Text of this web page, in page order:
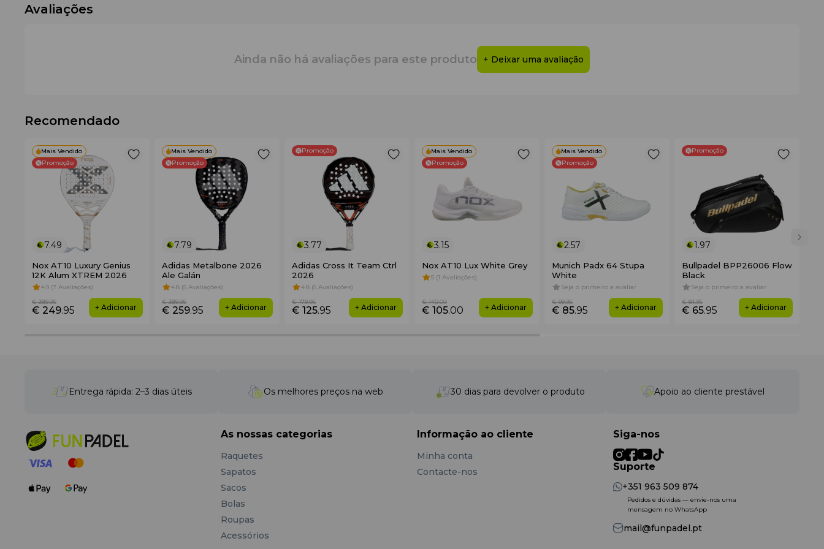
Compartimento para 2 raquetes
– ideal para telemóvel, chaves ou documentos.
Estamochila compacta para raquetes destaca-se pelo visual moderno e versátil. A base é em tom branco/cinza claro, complementada por acentos verde-menta(logótipo
Especificações Técnicas
Formato
Volume
Dimensões
: 70% Poliéster / 20% PU / 10% Nylon
Avaliações
Ainda não há avaliações para este produto + Deixar uma avaliação
Recomendado
Mais Vendido
Promoção
7.49
Nox AT10 Luxury Genius
12K Alum XTREM 2026
4.9 (7 Avaliações)
€ 249.95
€ 389.95
+ Adicionar
Mais Vendido
Promoção
7.79
Adidas Metalbone 2026
Ale Galán
4.8 (5 Avaliações)
€ 259.95
€ 389.95
+ Adicionar
Promoção
3.77
Adidas Cross It Team Ctrl
2026
4.8 (5 Avaliações)
€ 125.95
€ 179.95
+ Adicionar
Mais Vendido
Promoção
3.15
Nox AT10 Lux White Grey
5 (1 Avaliações)
€ 105.00
€ 140.00
+ Adicionar
Mais Vendido
Promoção
2.57
Munich Padx 64 Stupa
White
Seja o primeiro a avaliar
€ 85.95
€ 99.95
+ Adicionar
Promoção
1.97
Bullpadel BPP26006 Flow
Black
Seja o primeiro a avaliar
€ 65.95
€ 81.95
+ Adicionar
Entrega rápida: 2–3 dias úteis Os melhores preços na web 30 dias para devolver o produto Apoio ao cliente prestável
As nossas categorias
Raquetes
Sapatos
Sacos
Bolas
Roupas
Acessórios
Informação ao cliente
Minha conta
Contacte-nos
Siga-nos
Suporte
+351 963 509 874
Pedidos e dúvidas — envie-nos uma
mensagem no WhatsApp
mail@funpadel.pt